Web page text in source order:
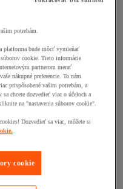
potrebám.
platforma bude môcť vymieňať
cookie. Tieto informácie
partnerom merať
nákupné preferencie. To nám
prispôsobené vašim potrebám, a
chcete dozvedieť viac o účeloch a
na "nastavenia súborov cookie".
Dozvedieť sa viac, môžete si
cookie